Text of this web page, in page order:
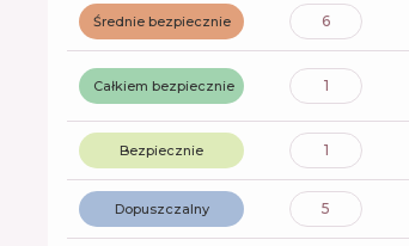
Średnie bezpiecznie 6
Całkiem bezpiecznie 1
Bezpiecznie 1
Dopuszczalny 5